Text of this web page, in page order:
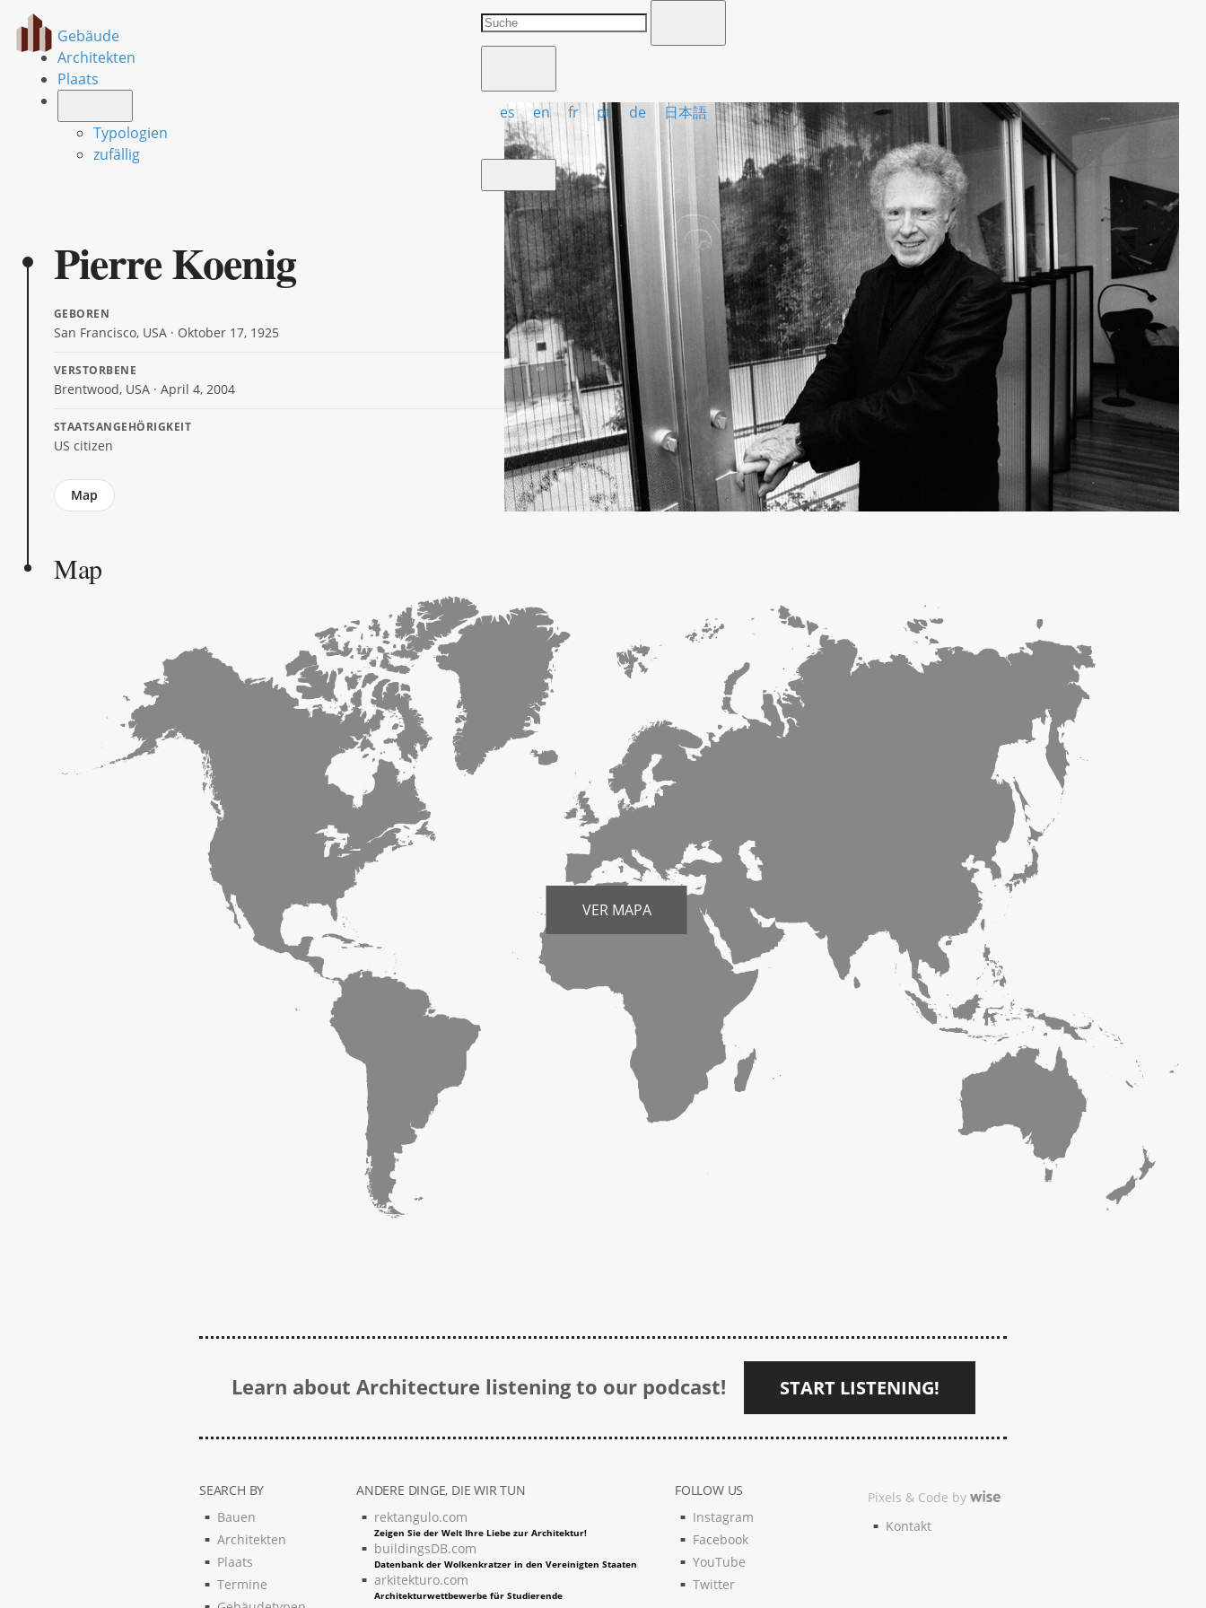
Gebäude
Architekten
Plaats
Typologien
zufällig
es en fr pt de 日本語
Pierre Koenig
GEBOREN
San Francisco, USA · Oktober 17, 1925
VERSTORBENE
Brentwood, USA · April 4, 2004
STAATSANGEHÖRIGKEIT
US citizen
Jump
to
Map
Map
VER MAPA
Learn about Architecture listening to our podcast! START LISTENING!
SEARCH BY
Bauen
Architekten
Plaats
Termine
ANDERE DINGE, DIE WIR TUN
rektangulo.com
Zeigen Sie der Welt Ihre Liebe zur Architektur!
buildingsDB.com
Datenbank der Wolkenkratzer in den Vereinigten Staaten
arkitekturo.com
Architekturwettbewerbe für Studierende
FOLLOW US
Instagram
Facebook
YouTube
Twitter
Pixels & Code by
Kontakt